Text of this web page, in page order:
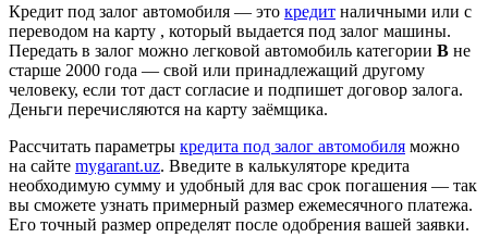
Кредит под залог автомобиля — это кредит наличными или с
переводом на карту , который выдается под залог машины.
Передать в залог можно легковой автомобиль категории B не
старше 2000 года — свой или принадлежащий другому
человеку, если тот даст согласие и подпишет договор залога.
Деньги перечисляются на карту заёмщика.
Рассчитать параметры кредита под залог автомобиля можно
на сайте mygarant.uz. Введите в калькуляторе кредита
необходимую сумму и удобный для вас срок погашения — так
вы сможете узнать примерный размер ежемесячного платежа.
Его точный размер определят после одобрения вашей заявки.